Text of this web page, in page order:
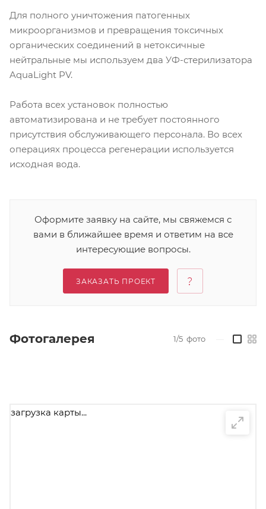
Для полного уничтожения патогенных
микроорганизмов и превращения токсичных
органических соединений в нетоксичные
нейтральные мы используем два УФ-стерилизатора
AquaLight PV.
Работа всех установок полностью
автоматизирована и не требует постоянного
присутствия обслуживающего персонала. Во всех
операциях процесса регенерации используется
исходная вода.
Оформите заявку на сайте, мы свяжемся с
вами в ближайшее время и ответим на все
интересующие вопросы.
ЗАКАЗАТЬ ПРОЕКТ
Фотогалерея 1/5 фото
загрузка карты...